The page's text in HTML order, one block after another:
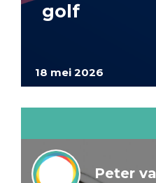
18 mei 2026
golf
Peter